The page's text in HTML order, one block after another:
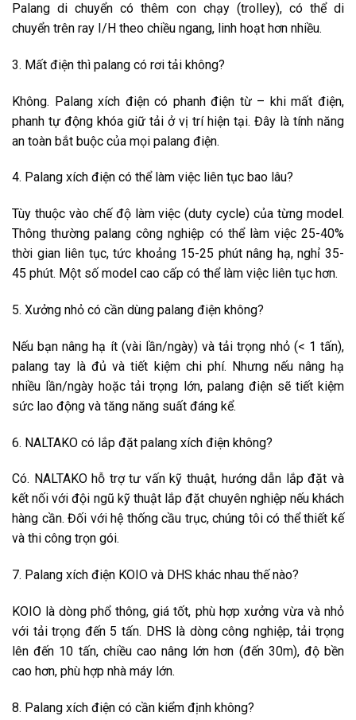
Palang di chuyển có thêm con chạy (trolley), có thể di
chuyển trên ray I/H theo chiều ngang, linh hoạt hơn nhiều.
3. Mất điện thì palang có rơi tải không?
Không. Palang xích điện có phanh điện từ – khi mất điện,
phanh tự động khóa giữ tải ở vị trí hiện tại. Đây là tính năng
an toàn bắt buộc của mọi palang điện.
4. Palang xích điện có thể làm việc liên tục bao lâu?
Tùy thuộc vào chế độ làm việc (duty cycle) của từng model.
Thông thường palang công nghiệp có thể làm việc 25-40%
thời gian liên tục, tức khoảng 15-25 phút nâng hạ, nghỉ 35-
45 phút. Một số model cao cấp có thể làm việc liên tục hơn.
5. Xưởng nhỏ có cần dùng palang điện không?
Nếu bạn nâng hạ ít (vài lần/ngày) và tải trọng nhỏ (< 1 tấn),
palang tay là đủ và tiết kiệm chi phí. Nhưng nếu nâng hạ
nhiều lần/ngày hoặc tải trọng lớn, palang điện sẽ tiết kiệm
sức lao động và tăng năng suất đáng kể.
6. NALTAKO có lắp đặt palang xích điện không?
Có. NALTAKO hỗ trợ tư vấn kỹ thuật, hướng dẫn lắp đặt và
kết nối với đội ngũ kỹ thuật lắp đặt chuyên nghiệp nếu khách
hàng cần. Đối với hệ thống cầu trục, chúng tôi có thể thiết kế
và thi công trọn gói.
7. Palang xích điện KOIO và DHS khác nhau thế nào?
KOIO là dòng phổ thông, giá tốt, phù hợp xưởng vừa và nhỏ
với tải trọng đến 5 tấn. DHS là dòng công nghiệp, tải trọng
lên đến 10 tấn, chiều cao nâng lớn hơn (đến 30m), độ bền
cao hơn, phù hợp nhà máy lớn.
8. Palang xích điện có cần kiểm định không?